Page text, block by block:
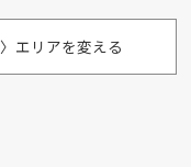
〉エリアを変える